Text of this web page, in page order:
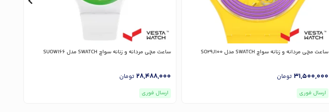
ساعت مچی مردانه و زنانه سواچ SWATCH مدل SO29J100
31,500,000 تومان
ارسال فوری
ساعت مچی مردانه و زنانه سواچ SWATCH مدل SUOW166
28,488,000 تومان
ارسال فوری